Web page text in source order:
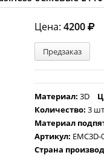
Цена:4200
Предзаказ
Материал:3D
Количество:3
Материал
Артикул: EMC3D-
Страна